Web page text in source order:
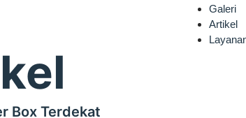
Galeri
Artikel
Box Terdekat